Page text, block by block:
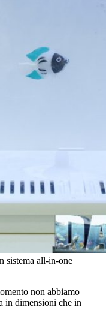
sistema all-in-one
non abbiamo
in dimensioni che in